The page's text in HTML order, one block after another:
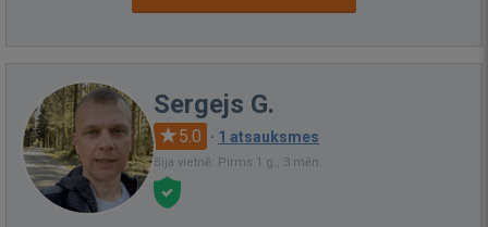
Sergejs G.
5.0 · 1 atsauksmes
Bija vietnē: Pirms 1 g., 3 mēn.